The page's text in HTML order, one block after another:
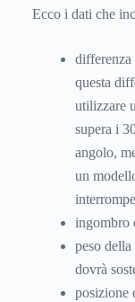
Ecco i dati che
questa
utilizzare
supera i
angolo,
un
ingombro
peso della
dovrà
posizione